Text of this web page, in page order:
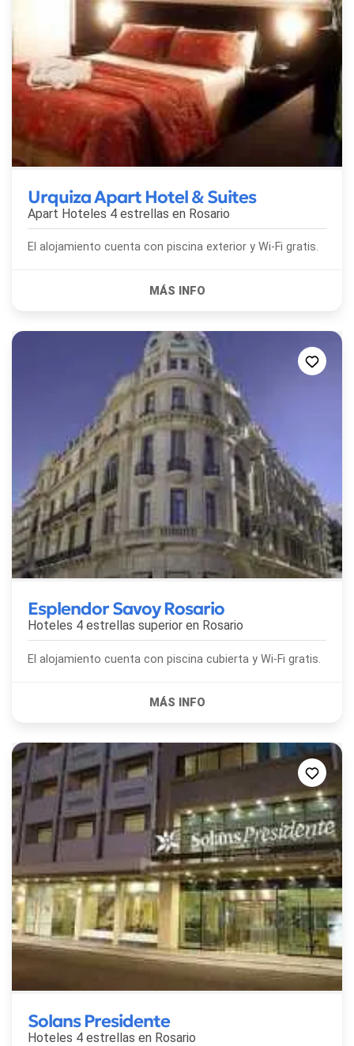
Urquiza Apart Hotel & Suites
Apart Hoteles 4 estrellas en Rosario
El alojamiento cuenta con piscina exterior y Wi-Fi gratis.
Esplendor Savoy Rosario
Hoteles 4 estrellas superior en Rosario
El alojamiento cuenta con piscina cubierta y Wi-Fi gratis.
Solans Presidente
Hoteles 4 estrellas en Rosario